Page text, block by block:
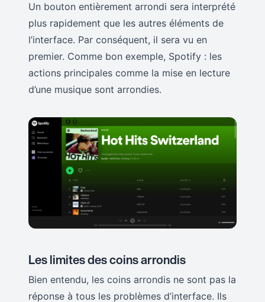
Un bouton entièrement arrondi sera interprété
plus rapidement que les autres éléments de
l’interface. Par conséquent, il sera vu en
premier. Comme bon exemple, Spotify : les
actions principales comme la mise en lecture
d’une musique sont arrondies.
Les limites des coins arrondis
Bien entendu, les coins arrondis ne sont pas la
réponse à tous les problèmes d’interface. Ils